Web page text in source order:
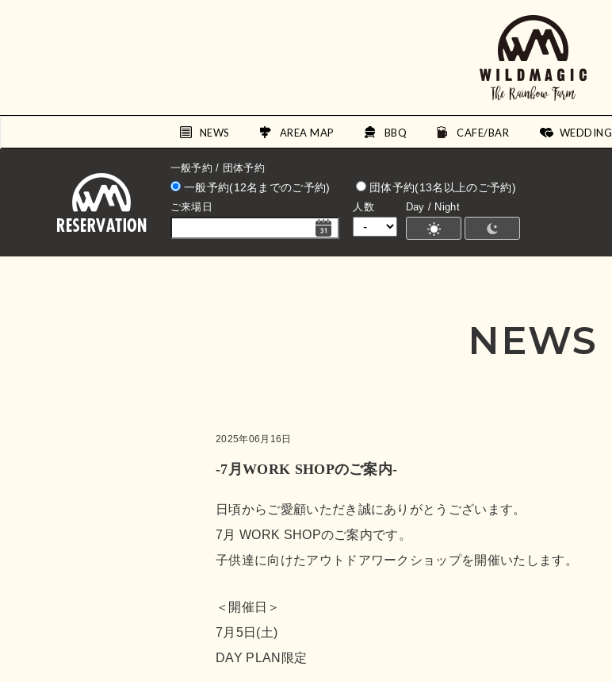
NEWS AREA MAP BBQ CAFE/BAR WEDDING
一般予約 / 団体予約
一般予約(12名までのご予約) 団体予約(13名以上のご予約)
ご来場日 人数 Day / Night
NEWS
2025年06月16日
-7月WORK SHOPのご案内-
日頃からご愛顧いただき誠にありがとうございます。
7月 WORK SHOPのご案内です。
子供達に向けたアウトドアワークショップを開催いたします。
＜開催日＞
7月5日(土)
DAY PLAN限定